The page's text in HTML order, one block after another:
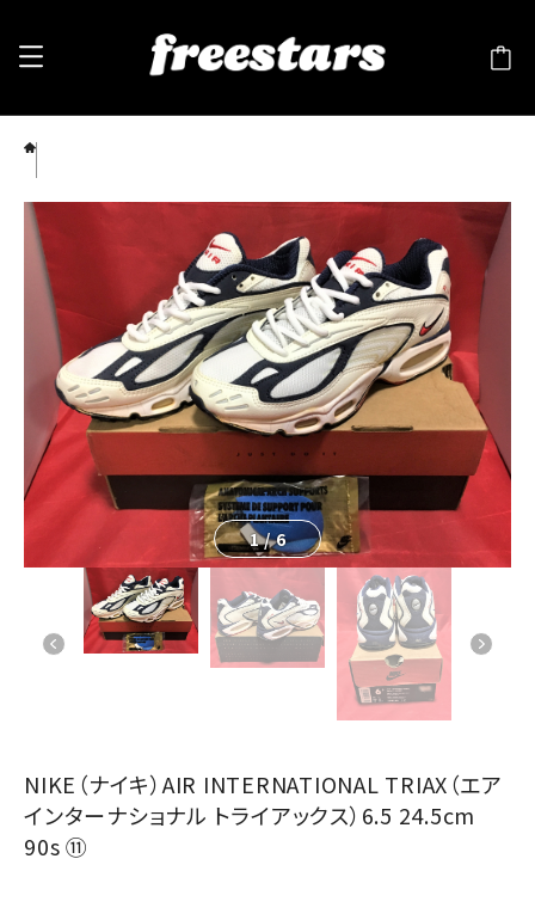
6.5 24.5cm 90s ⑪
1/6
NIKE（ナイキ）AIR INTERNATIONAL TRIAX（エア
インターナショナル トライアックス）6.5 24.5cm
90s ⑪